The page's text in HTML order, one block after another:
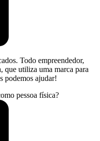
Todo empreendedor,
que utiliza uma marca para
podemos ajudar!
pessoa física?